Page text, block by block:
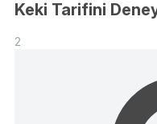
Keki Tarifini
2